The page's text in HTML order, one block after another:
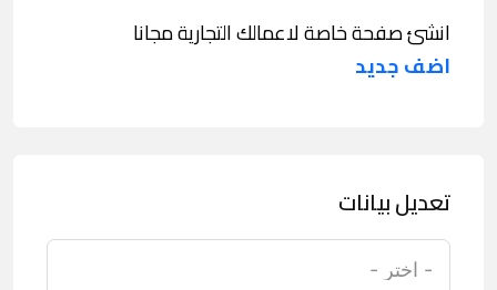
انشئ صفحة خاصة لاعمالك التجارية مجانا
اضف جديد
تعديل بيانات